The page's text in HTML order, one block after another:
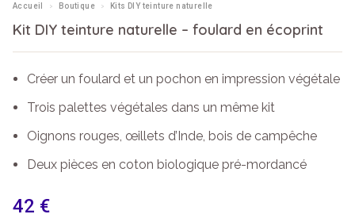
Accueil › Boutique › Kits DIY teinture naturelle
Kit DIY teinture naturelle – foulard en écoprint
Créer un foulard et un pochon en impression végétale
Trois palettes végétales dans un même kit
Oignons rouges, œillets d’Inde, bois de campêche
Deux pièces en coton biologique pré-mordancé
42 €